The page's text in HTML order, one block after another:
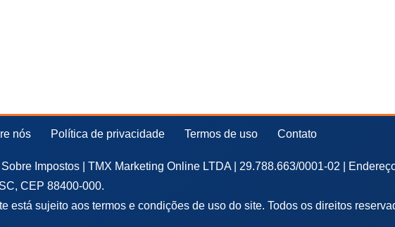
nós Política de privacidade Termos de uso Contato
Impostos | TMX Marketing Online LTDA | 29.788.663/0001-02 |
CEP 88400-000.
está sujeito aos termos e condições de uso do site. Todos os direitos